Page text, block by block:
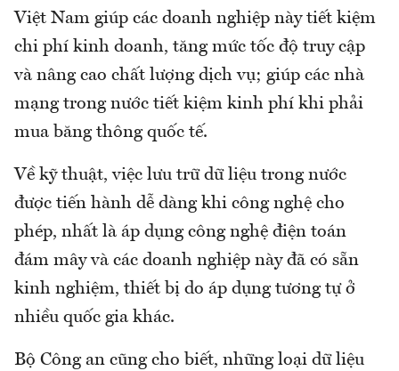
Việt Nam giúp các doanh nghiệp này tiết kiệm
chi phí kinh doanh, tăng mức tốc độ truy cập
và nâng cao chất lượng dịch vụ; giúp các nhà
mạng trong nước tiết kiệm kinh phí khi phải
mua băng thông quốc tế.
Về kỹ thuật, việc lưu trữ dữ liệu trong nước
được tiến hành dễ dàng khi công nghệ cho
phép, nhất là áp dụng công nghệ điện toán
đám mây và các doanh nghiệp này đã có sẵn
kinh nghiệm, thiết bị do áp dụng tương tự ở
nhiều quốc gia khác.
Bộ Công an cũng cho biết, những loại dữ liệu